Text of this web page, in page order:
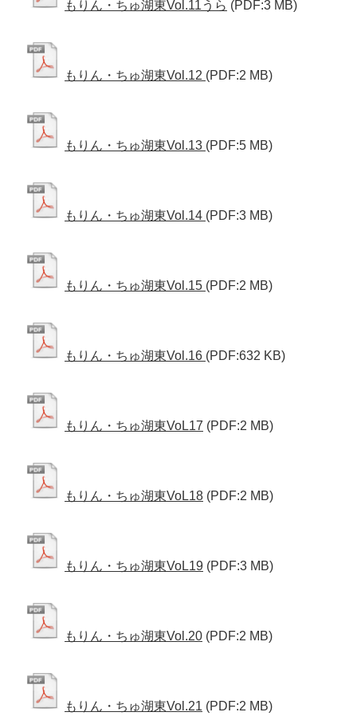
もりん・ちゅ湖東Vol.11うら (PDF:3 MB)
もりん・ちゅ湖東Vol.12 (PDF:2 MB)
もりん・ちゅ湖東Vol.13 (PDF:5 MB)
もりん・ちゅ湖東Vol.14 (PDF:3 MB)
もりん・ちゅ湖東Vol.15 (PDF:2 MB)
もりん・ちゅ湖東Vol.16 (PDF:632 KB)
もりん・ちゅ湖東VoL17 (PDF:2 MB)
もりん・ちゅ湖東VoL18 (PDF:2 MB)
もりん・ちゅ湖東VoL19 (PDF:3 MB)
もりん・ちゅ湖東Vol.20 (PDF:2 MB)
もりん・ちゅ湖東Vol.21 (PDF:2 MB)